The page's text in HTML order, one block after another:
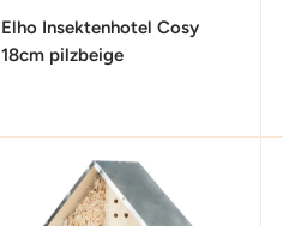
Elho Insektenhotel Cosy
18cm pilzbeige